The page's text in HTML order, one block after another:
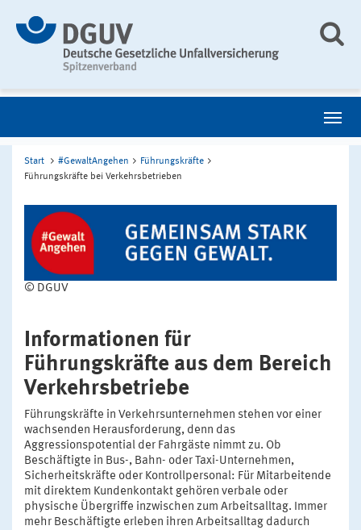
Start #GewaltAngehen
Führungskräfte
Führungskräfte bei Verkehrsbetrieben
© DGUV
Informationen für
Führungskräfte aus dem Bereich
Verkehrsbetriebe
Führungskräfte in Verkehrsunternehmen stehen vor einer
wachsenden Herausforderung, denn das
Aggressionspotential der Fahrgäste nimmt zu. Ob
Beschäftigte in Bus-, Bahn- oder Taxi-Unternehmen,
Sicherheitskräfte oder Kontrollpersonal: Für Mitarbeitende
mit direktem Kundenkontakt gehören verbale oder
physische Übergriffe inzwischen zum Arbeitsalltag. Immer
mehr Beschäftigte erleben ihren Arbeitsalltag dadurch